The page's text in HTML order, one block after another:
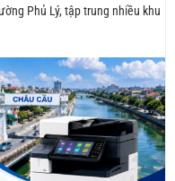
Phủ Lý, tập trung nhiều khu